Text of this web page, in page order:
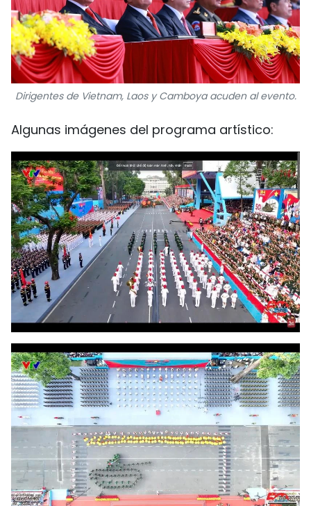
РУССКИЙ
Dirigentes de Vietnam, Laos y Camboya acuden al evento.
Algunas imágenes del programa artístico: